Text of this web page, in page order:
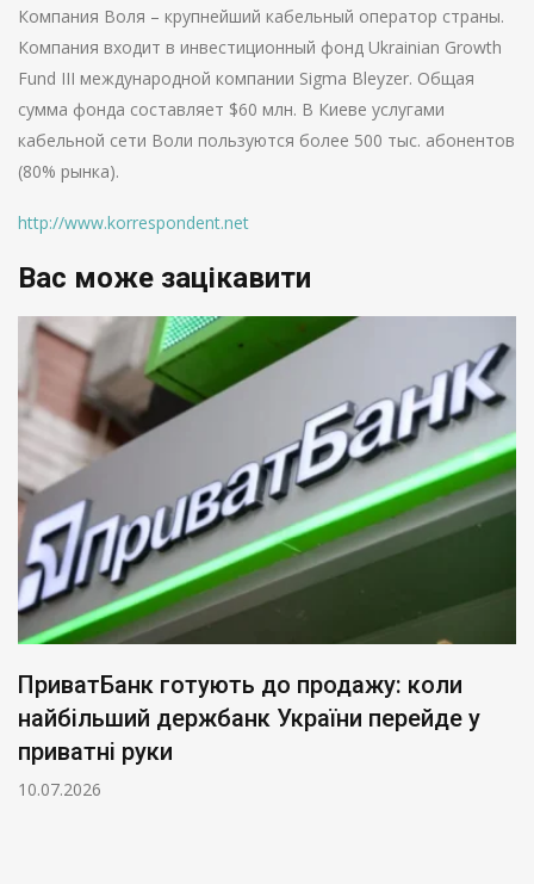
Компания Воля – крупнейший кабельный оператор страны.
Компания входит в инвестиционный фонд Ukrainian Growth
Fund III международной компании Sigma Bleyzer. Общая
сумма фонда составляет $60 млн. В Киеве услугами
кабельной сети Воли пользуются более 500 тыс. абонентов
(80% рынка).
http://www.korrespondent.net
Вас може зацікавити
ПриватБанк готують до продажу: коли
найбільший держбанк України перейде у
приватні руки
10.07.2026